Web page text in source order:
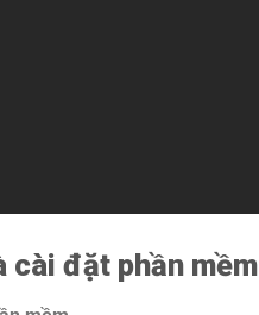
cài đặt phần mềm